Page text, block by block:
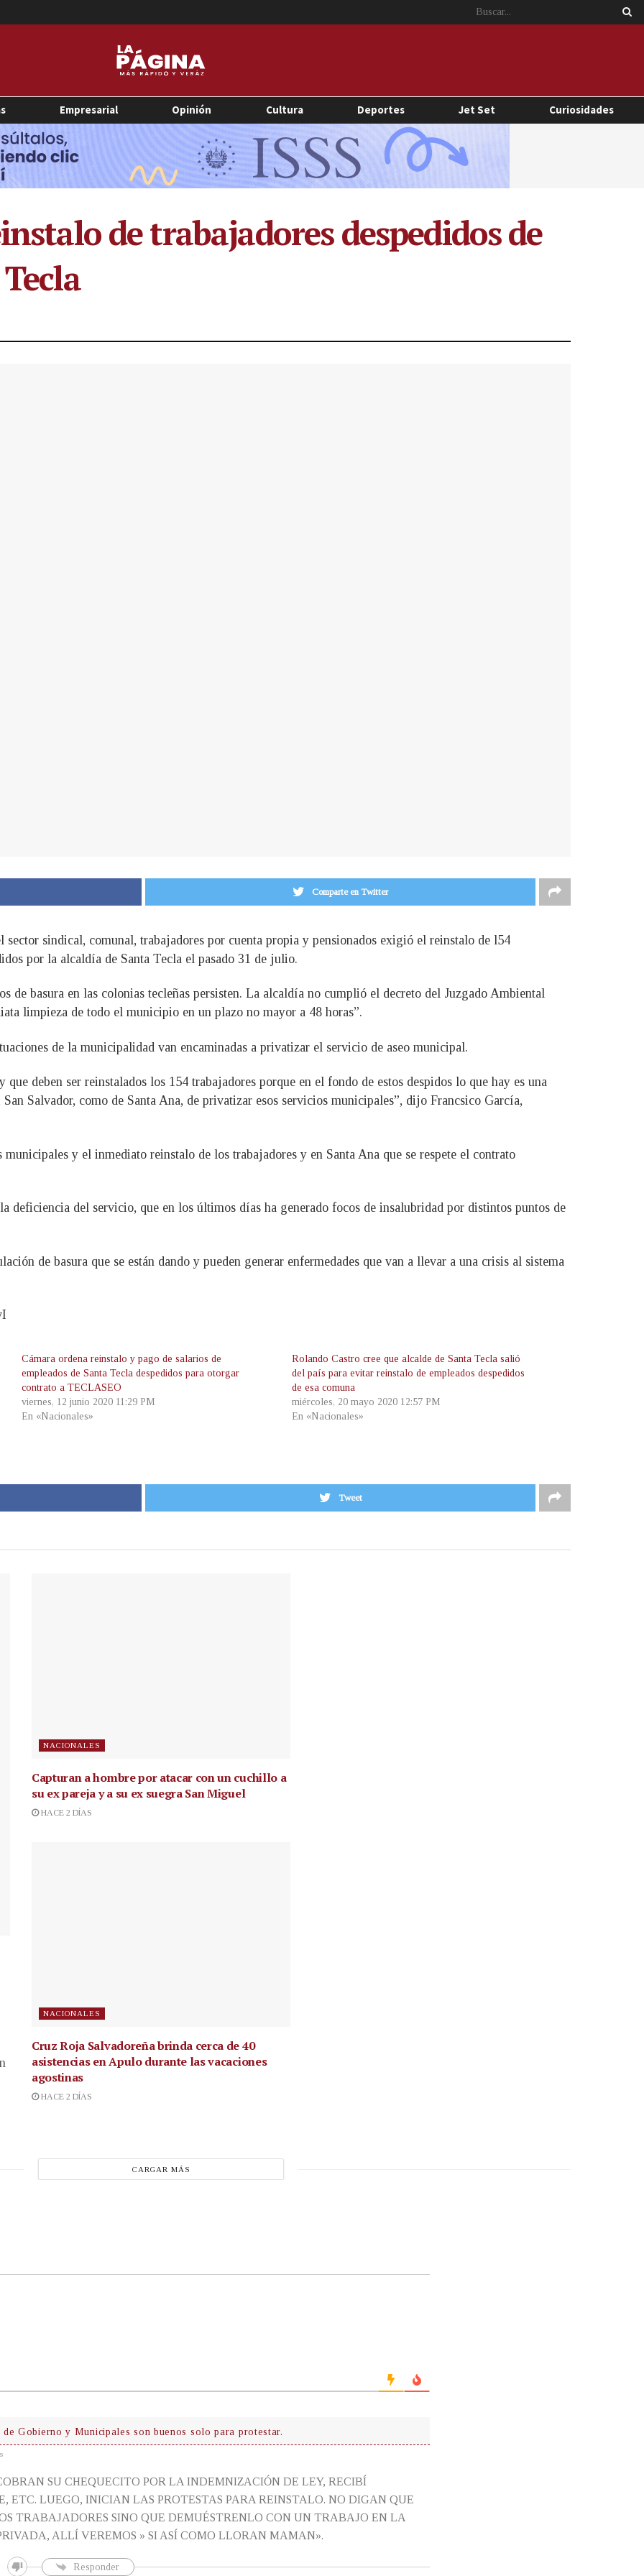
Empresarial Opinión Cultura Deportes Jet Set Curiosidades
de trabajadores despedidos de
Comparte en Twitter
sector sindical, comunal, trabajadores por cuenta propia y pensionados exigió el reinstalo de l54
por la alcaldía de Santa Tecla el pasado 31 de julio.
de basura en las colonias tecleñas persisten. La alcaldía no cumplió el decreto del Juzgado Ambiental
limpieza de todo el municipio en un plazo no mayor a 48 horas”.
de la municipalidad van encaminadas a privatizar el servicio de aseo municipal.
que deben ser reinstalados los 154 trabajadores porque en el fondo de estos despidos lo que hay es una
Salvador, como de Santa Ana, de privatizar esos servicios municipales”, dijo Francsico García,
y el inmediato reinstalo de los trabajadores y en Santa Ana que se respete el contrato
deficiencia del servicio, que en los últimos días ha generado focos de insalubridad por distintos puntos de
de basura que se están dando y pueden generar enfermedades que van a llevar a una crisis al sistema
Cámara ordena reinstalo y pago de salarios de
empleados de Santa Tecla despedidos para otorgar
contrato a TECLASEO
viernes, 12 junio 2020 11:29 PM
En «Nacionales»
Rolando Castro cree que alcalde de Santa Tecla salió
del país para evitar reinstalo de empleados despedidos
de esa comuna
miércoles, 20 mayo 2020 12:57 PM
En «Nacionales»
Tweet
NACIONALES
Capturan a hombre por atacar con un cuchillo a
su ex pareja y a su ex suegra San Miguel
HACE 2 DÍAS
NACIONALES
Cruz Roja Salvadoreña brinda cerca de 40
asistencias en Apulo durante las vacaciones
agostinas
HACE 2 DÍAS
CARGAR MÁS
de Gobierno y Municipales son buenos solo para protestar.
SU CHEQUECITO POR LA INDEMNIZACIÓN DE LEY, RECIBÍ
ETC. LUEGO, INICIAN LAS PROTESTAS PARA REINSTALO. NO DIGAN QUE
TRABAJADORES SINO QUE DEMUÉSTRENLO CON UN TRABAJO EN LA
ALLÍ VEREMOS » SI ASÍ COMO LLORAN MAMAN».
Responder